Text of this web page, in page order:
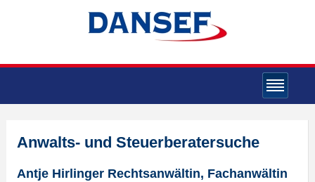
Anwalts- und Steuerberatersuche
Antje Hirlinger Rechtsanwältin, Fachanwältin